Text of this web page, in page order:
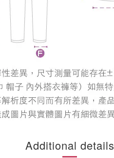
Additional details